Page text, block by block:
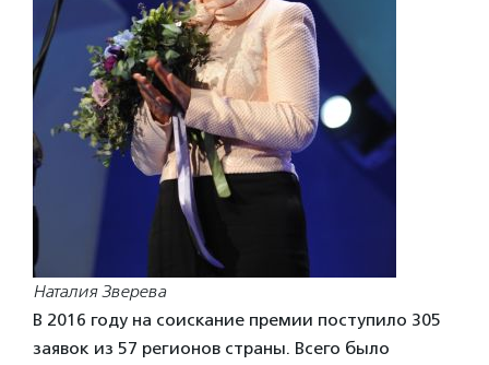
Наталия Зверева
В 2016 году на соискание премии поступило 305
заявок из 57 регионов страны. Всего было